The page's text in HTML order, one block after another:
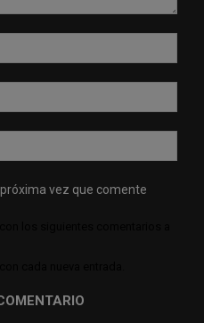
web:
vez que comente